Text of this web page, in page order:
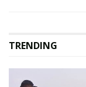
TRENDING